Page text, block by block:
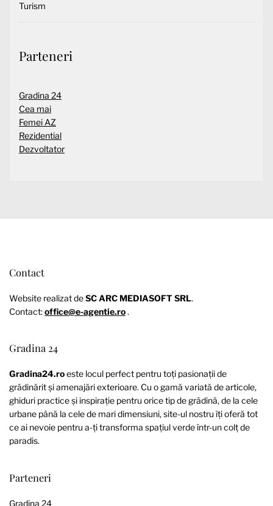
Turism
Parteneri
Gradina 24
Cea mai
Femei AZ
Rezidential
Dezvoltator
Contact
Website realizat deSC ARC MEDIASOFT SRL.
Contact:office@e-agentie.ro.
Gradina 24
Gradina24.roeste locul perfect pentru toți pasionații de
grădinărit și amenajări exterioare. Cu o gamă variată de articole,
ghiduri practice și inspirație pentru orice tip de grădină, de la cele
urbane până la cele de mari dimensiuni, site-ul nostru îți oferă tot
ce ai nevoie pentru a-ți transforma spațiul verde într-un colț de
paradis.
Parteneri
Gradina 24